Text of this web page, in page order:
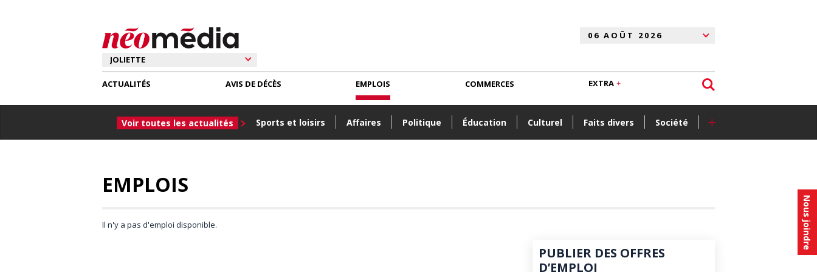
Nous joindre
ACTUALITÉS
Voir toutes les actualités Sports et loisirs Affaires Politique Éducation Culturel Faits divers Société +
AVIS DE DÉCÈS EMPLOIS COMMERCES EXTRA
EMPLOIS
Il n'y a pas d'emploi disponible.
PUBLIER DES OFFRES
D’EMPLOI